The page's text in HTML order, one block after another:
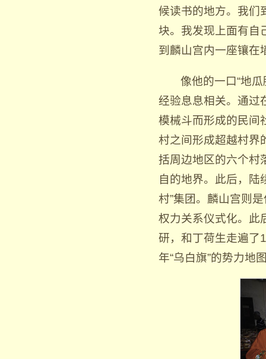
候读书的地方。我们
块。我发现上面有自
到麟山宫内一座镶在
像他的一口“地
经验息息相关。通过
模械斗而形成的民间
村之间形成超越村界
括周边地区的六个村
自的地界。此后，陆
村”集团。麟山宫则
权力关系仪式化。此
研，和丁荷生走遍了
年“乌白旗”的势力地